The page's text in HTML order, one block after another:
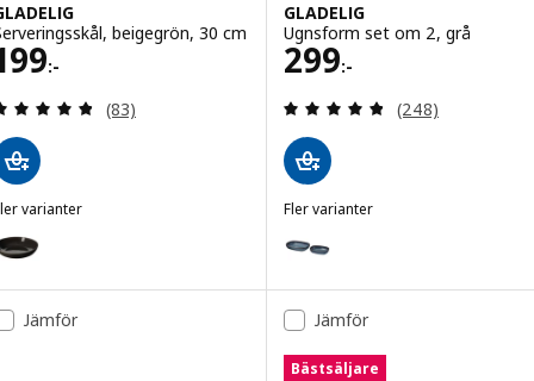
beigegrön, 30 cm
:-199:-
Recensera: 4.8 utav 5 stjärnor. Totalt antal
(83)
varianter
GLADELIG, Serveringsskål, mörkgrå, 30 cm
GLADELIG
Ugnsform set om 2, grå
299:-
Pris 299:-
Recensera:
(248)
Fler varianter
Variant: GLADELIG, Ugnsform
Variant: GLADELIG, Ugnsform
Jämför
Jämför
Bästsäljare